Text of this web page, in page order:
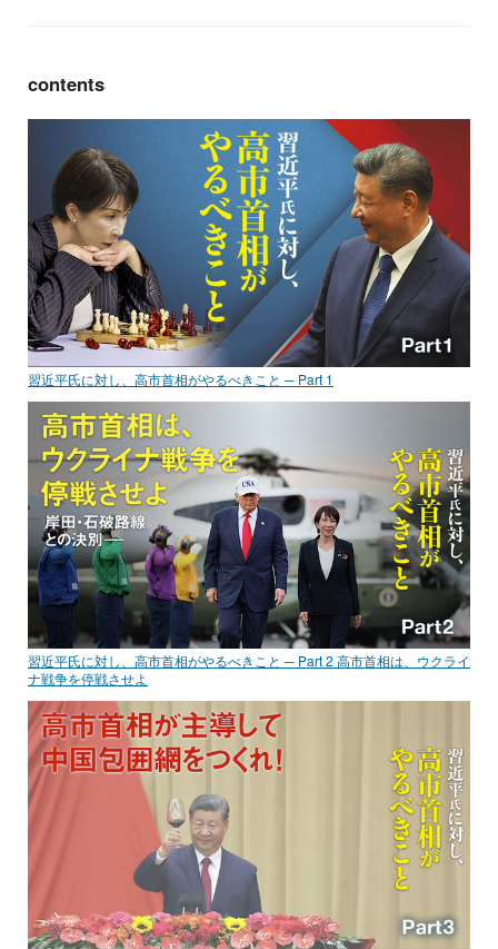
contents
習近平氏に対し、高市首相がやるべきこと ─ Part 1
習近平氏に対し、高市首相がやるべきこと ─ Part 2 高市首相は、ウクライ
ナ戦争を停戦させよ